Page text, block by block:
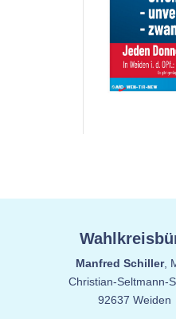
Manfred Schiller,
Christian-Seltmann-
92637 Weiden